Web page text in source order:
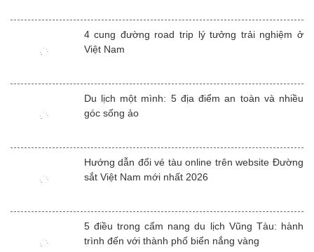
4 cung đường road trip lý tưởng trải nghiệm ở
Việt Nam
Du lịch một mình: 5 địa điểm an toàn và nhiều
góc sống ảo
Hướng dẫn đổi vé tàu online trên website Đường
sắt Việt Nam mới nhất 2026
5 điều trong cẩm nang du lịch Vũng Tàu: hành
trình đến với thành phố biển nắng vàng